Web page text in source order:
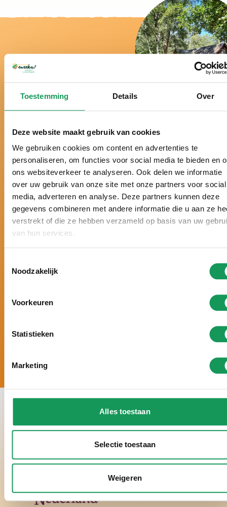
Toestemming Details Over
Deze website maakt gebruik van cookies
We gebruiken cookies om content en advertenties te
personaliseren, om functies voor social media te bieden en
ons websiteverkeer te analyseren. Ook delen we informatie
over uw gebruik van onze site met onze partners voor social
media, adverteren en analyse. Deze partners kunnen deze
gegevens combineren met andere informatie die u aan ze
verstrekt of die ze hebben verzameld op basis van uw
van hun services.
Noodzakelijk
Voorkeuren
Statistieken
Marketing
Alles toestaan
Selectie toestaan
Weigeren
Bei uns ist es
wirklich Urlaub!
Schon über ein halbes Jahrhundert der Ferienpark
in der Twenter Natur.
Seit vielen Jahren zum besten Ferienpark der
Niederlande gewählt.
Schon sechsmal hintereinander mit einem Zoover
Award gekrönt und mit 9,8 von 10 Punkten
bewertet.
abgestimmt.
Einrichtung und zahlreiche Wellness-